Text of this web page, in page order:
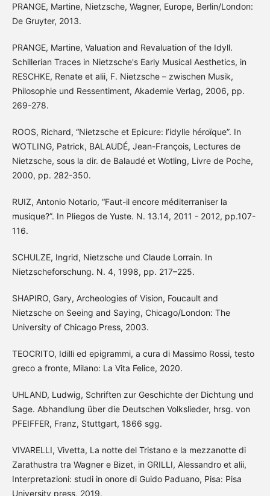
PRANGE, Martine, Nietzsche, Wagner, Europe, Berlin/London:
De Gruyter, 2013.
PRANGE, Martine, Valuation and Revaluation of the Idyll.
Schillerian Traces in Nietzsche's Early Musical Aesthetics, in
RESCHKE, Renate et alii, F. Nietzsche – zwischen Musik,
Philosophie und Ressentiment, Akademie Verlag, 2006, pp.
269-278.
ROOS, Richard, “Nietzsche et Epicure: l’idylle héroïque”. In
WOTLING, Patrick, BALAUDÉ, Jean-François, Lectures de
Nietzsche, sous la dir. de Balaudé et Wotling, Livre de Poche,
2000, pp. 282-350.
RUIZ, Antonio Notario, “Faut-il encore méditerraniser la
musique?”. In Pliegos de Yuste. N. 13.14, 2011 - 2012, pp.107-
116.
SCHULZE, Ingrid, Nietzsche und Claude Lorrain. In
Nietzscheforschung. N. 4, 1998, pp. 217–225.
SHAPIRO, Gary, Archeologies of Vision, Foucault and
Nietzsche on Seeing and Saying, Chicago/London: The
University of Chicago Press, 2003.
TEOCRITO, Idilli ed epigrammi, a cura di Massimo Rossi, testo
greco a fronte, Milano: La Vita Felice, 2020.
UHLAND, Ludwig, Schriften zur Geschichte der Dichtung und
Sage. Abhandlung über die Deutschen Volkslieder, hrsg. von
PFEIFFER, Franz, Stuttgart, 1866 sgg.
VIVARELLI, Vivetta, La notte del Tristano e la mezzanotte di
Zarathustra tra Wagner e Bizet, in GRILLI, Alessandro et alii,
Interpretazioni: studi in onore di Guido Paduano, Pisa: Pisa
University press, 2019.